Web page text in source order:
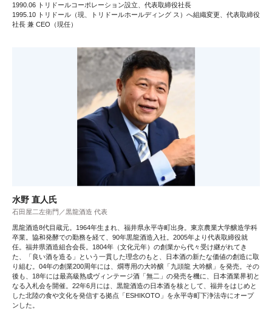
1990.06 トリドールコーポレーション設立、代表取締役社長
1995.10 トリドール（現、トリドールホールディング ス）へ組織変更、代表取締役
社長 兼 CEO（現任）
水野 直人氏
石田屋二左衛門／黒龍酒造 代表
黒龍酒造8代目蔵元。1964年生まれ、福井県永平寺町出身。東京農業大学醸造学科
卒業。協和発酵での勤務を経て、90年黒龍酒造入社。2005年より代表取締役就
任。福井県酒造組合会長。1804年（文化元年）の創業から代々受け継がれてき
た、「良い酒を造る」という一貫した理念のもと、日本酒の新たな価値の創造に取
り組む。04年の創業200周年には、燗専用の大吟醸「九頭龍 大吟醸」を発売。その
後も、18年には最高級熟成ヴィンテージ酒「無二」の発売を機に、日本酒業界初と
なる入札会を開催。22年6月には、黒龍酒造の日本酒を核として、福井をはじめと
した北陸の食や文化を発信する拠点「ESHIKOTO」を永平寺町下浄法寺にオープ
ンした。